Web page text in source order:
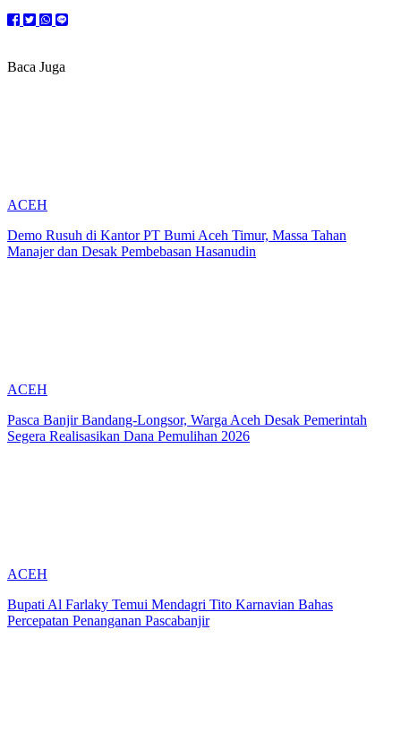
Baca Juga
ACEH
Demo Rusuh di Kantor PT Bumi Aceh Timur, Massa Tahan
Manajer dan Desak Pembebasan Hasanudin
ACEH
Pasca Banjir Bandang-Longsor, Warga Aceh Desak Pemerintah
Segera Realisasikan Dana Pemulihan 2026
ACEH
Bupati Al Farlaky Temui Mendagri Tito Karnavian Bahas
Percepatan Penanganan Pascabanjir